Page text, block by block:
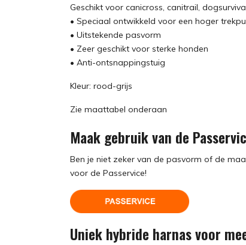
Geschikt voor canicross, canitrail,
• Speciaal ontwikkeld voor een hoger
• Uitstekende pasvorm
• Zeer geschikt voor sterke honden
• Anti-ontsnappingstuig
Kleur: rood-grijs
Zie maattabel onderaan
Maak gebruik van de
Ben je niet zeker van de pasvorm of de
voor de Passervice!
Uniek hybride harnas voor